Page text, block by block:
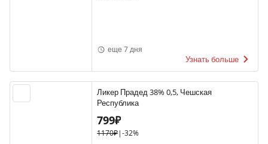
еще 7 дня
Узнать больше
Ликер Прадед 38% 0,5, Чешская
Республика
799₽
1170₽|-32%